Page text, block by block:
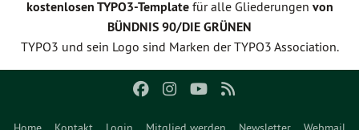
kostenlosen TYPO3-Templatefür alle Gliederungen von
BÜNDNIS 90/DIE GRÜNEN
TYPO3 und sein Logo sind Marken der TYPO3 Association.